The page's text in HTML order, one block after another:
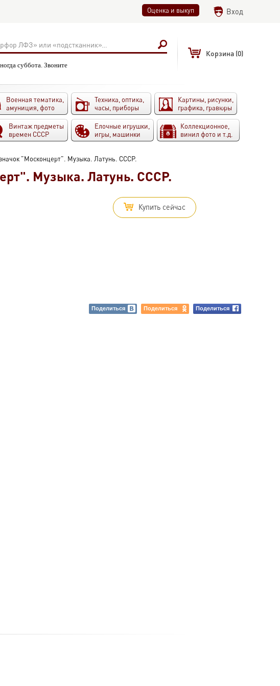
Оценка и выкуп Вход
суббота. Звоните
Корзина (0)
Военная тематика,
амуниция, фото
Техника, оптика,
часы, приборы
Картины, рисунки,
графика, гравюры
Винтаж предметы
времен СССР
Елочные игрушки,
игры, машинки
Коллекционное,
винил фото и т.д.
"Москонцерт". Музыка. Латунь. СССР.
Музыка. Латунь. СССР.
Купить сейчас
Поделиться Поделиться Поделиться